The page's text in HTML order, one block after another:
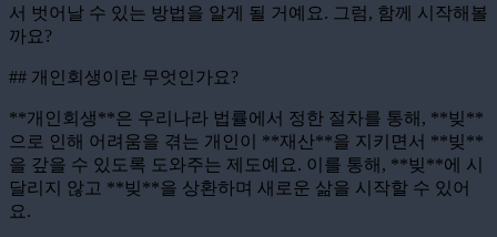
서 벗어날 수 있는 방법을 알게 될 거예요. 그럼, 함께 시작해볼
까요?
## 개인회생이란 무엇인가요?
**개인회생**은 우리나라 법률에서 정한 절차를 통해, **빚**
으로 인해 어려움을 겪는 개인이 **재산**을 지키면서 **빚**
을 갚을 수 있도록 도와주는 제도예요. 이를 통해, **빚**에 시
달리지 않고 **빚**을 상환하며 새로운 삶을 시작할 수 있어
요.